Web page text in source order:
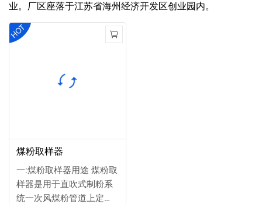
业。厂区座落于江苏省海州经济开发区创业园内。
煤粉取样器
一:煤粉取样器用途 煤粉取
样器是用于直吹式制粉系
统一次风煤粉管道上定期